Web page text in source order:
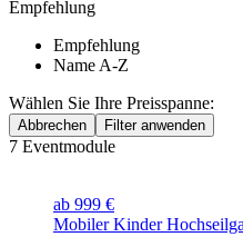
Empfehlung
Empfehlung
Name A-Z
Wählen Sie Ihre Preisspanne:
Abbrechen Filter anwenden
7 Eventmodule
ab 999 €
Mobiler Kinder